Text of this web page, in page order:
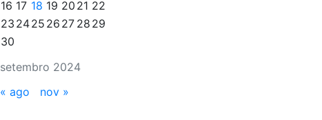
setembro 2024
16 17 18 19 20 21 22
23 2425 26 27 28 29
30
« ago nov »